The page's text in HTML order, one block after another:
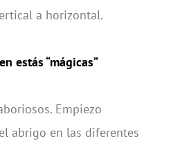
a horizontal.
estás “mágicas”
Empiezo
abrigo en las diferentes